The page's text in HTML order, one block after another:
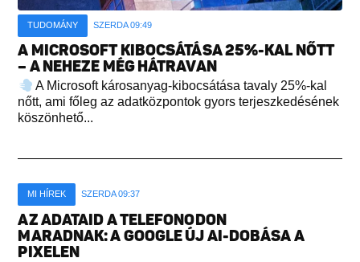
TUDOMÁNY SZERDA 09:49
A MICROSOFT KIBOCSÁTÁSA 25%-KAL NŐTT
– A NEHEZE MÉG HÁTRAVAN
A Microsoft károsanyag-kibocsátása tavaly 25%-kal
nőtt, ami főleg az adatközpontok gyors terjeszkedésének
köszönhető...
MI HÍREK SZERDA 09:37
AZ ADATAID A TELEFONODON
MARADNAK: A GOOGLE ÚJ AI-DOBÁSA A
PIXELEN